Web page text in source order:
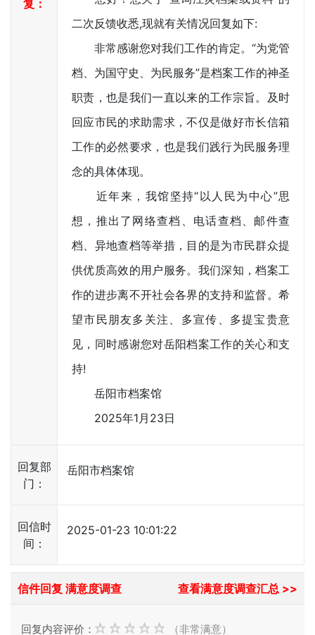
复：
二次反馈收悉,现就有关情况回复如下:
非常感谢您对我们工作的肯定。“为党管
档、为国守史、为民服务”是档案工作的神圣
职责，也是我们一直以来的工作宗旨。及时
回应市民的求助需求，不仅是做好市长信箱
工作的必然要求，也是我们践行为民服务理
念的具体体现。
近年来，我馆坚持“以人民为中心”思
想，推出了网络查档、电话查档、邮件查
档、异地查档等举措，目的是为市民群众提
供优质高效的用户服务。我们深知，档案工
作的进步离不开社会各界的支持和监督。希
望市民朋友多关注、多宣传、多提宝贵意
见，同时感谢您对岳阳档案工作的关心和支
持!
岳阳市档案馆
2025年1月23日
回复部
门：
岳阳市档案馆
回信时
间：
2025-01-23 10:01:22
信件回复 满意度调查 查看满意度调查汇总 >>
回复内容评价： （非常满意）